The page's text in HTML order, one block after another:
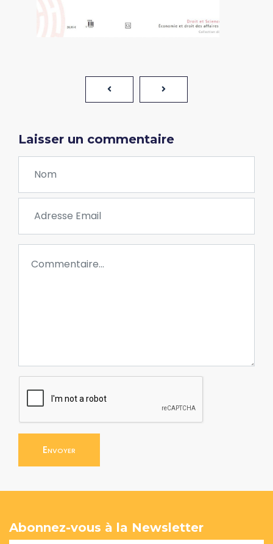
Laisser un commentaire
Envoyer
Abonnez-vous à la Newsletter